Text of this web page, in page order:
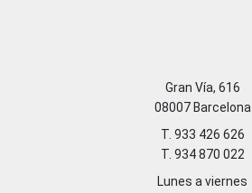
Gran Vía, 616
08007 Barcelona
T. 933 426 626
T. 934 870 022
Lunes a viernes